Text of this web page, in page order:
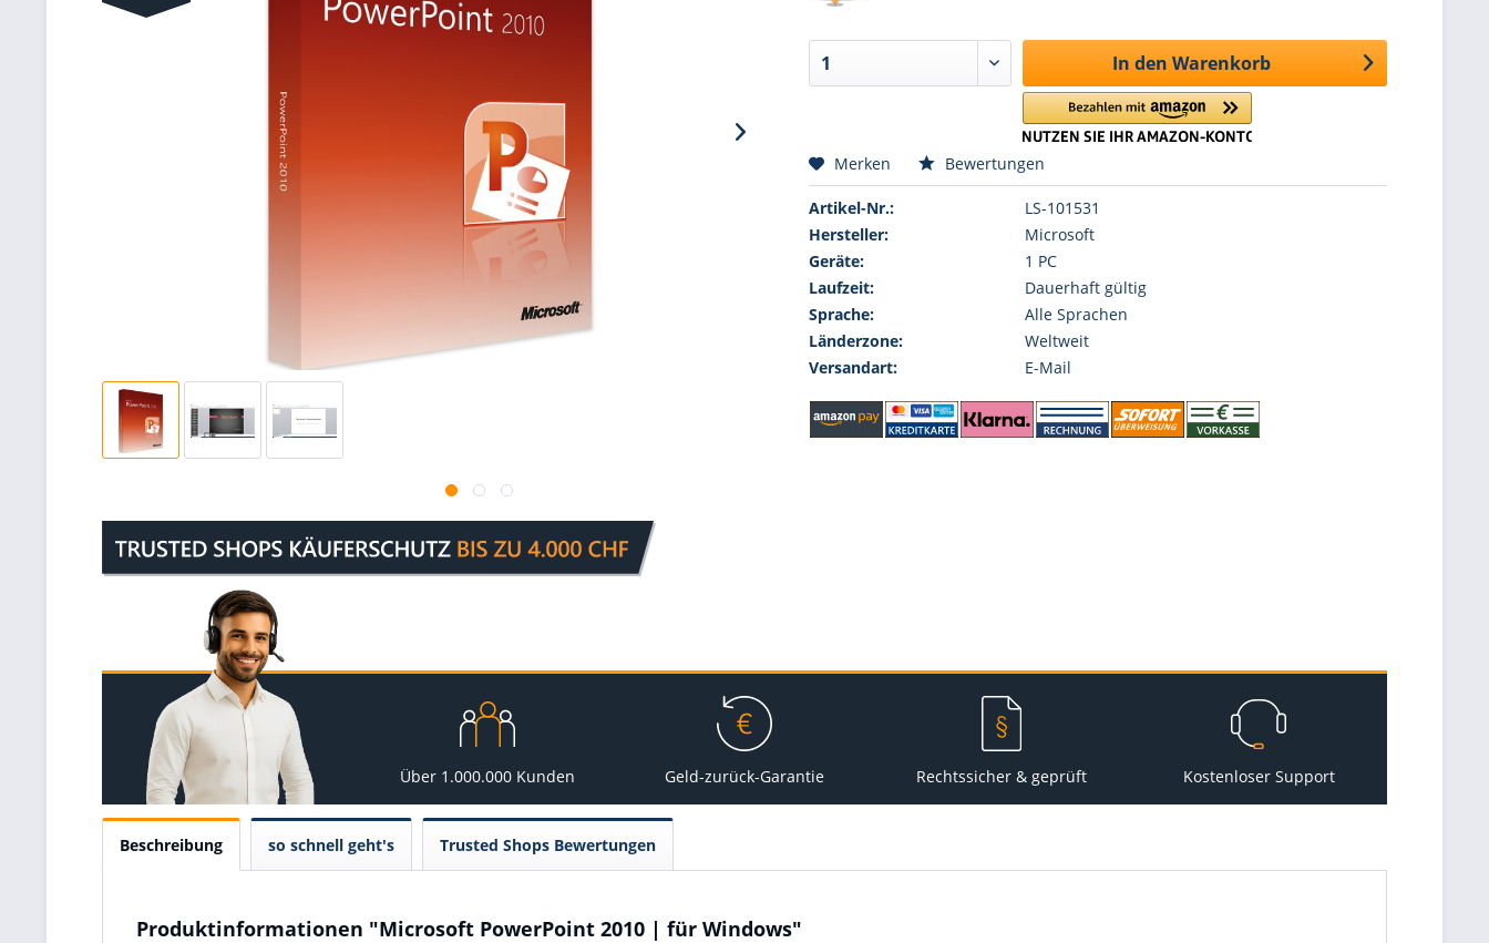
In den Warenkorb
Merken Bewertungen
Artikel-Nr.:
LS-101531
Hersteller:
Microsoft
Geräte:
1 PC
Laufzeit:
Dauerhaft gültig
Sprache:
Alle Sprachen
Länderzone:
Weltweit
Versandart:
E-Mail
Über 1.000.000 Kunden Geld-zurück-Garantie Rechtssicher & geprüft Kostenloser Support
Beschreibung so schnell geht's Trusted Shops Bewertungen
Produktinformationen "Microsoft PowerPoint 2010 | für Windows"